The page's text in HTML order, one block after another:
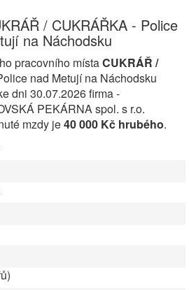
/ CUKRÁŘKA - Police
na Náchodsku
pracovního místaCUKRÁŘ /
nad Metují na Náchodsku
dni 30.07.2026 firma -
PEKÁRNA spol. s r.o.
mzdy je40 000 Kč hrubého.